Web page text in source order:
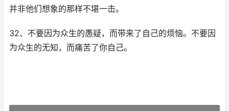
并非他们想象的那样不堪一击。
32、不要因为众生的愚疑，而带来了自己的烦恼。不要因
为众生的无知，而痛苦了你自己。